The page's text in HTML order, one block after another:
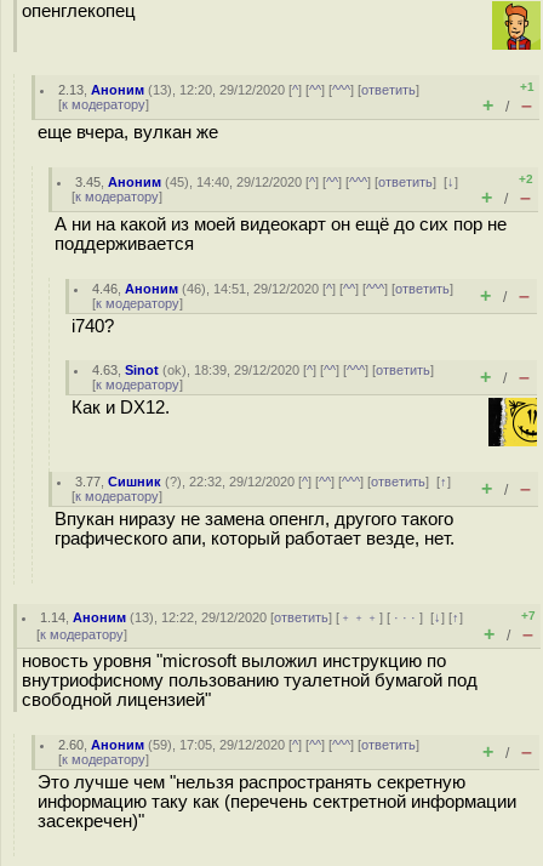
опенглекопец
2.13 ,Аноним (13), 12:20, 29/12/2020 [^] [^^] [^^^] [ответить]
[к модератору]
+1
+ / –
еще вчера, вулкан же
3.45 ,Аноним (45), 14:40, 29/12/2020 [^] [^^] [^^^] [ответить][↓]
[к модератору]
+2
+ / –
А ни на какой из моей видеокарт он ещё до сих пор не
поддерживается
4.46 ,Аноним (46), 14:51, 29/12/2020 [^] [^^] [^^^] [ответить]
[к модератору] + / –
i740?
4.63 ,Sinot (ok), 18:39, 29/12/2020 [^] [^^] [^^^] [ответить]
[к модератору] + / –
Как и DX12.
3.77 ,Сишник (?), 22:32, 29/12/2020 [^] [^^] [^^^] [ответить][↑]
[к модератору] + / –
Впукан ниразу не замена опенгл, другого такого
графического апи, который работает везде, нет.
1.14 ,Аноним (13), 12:22, 29/12/2020 [ответить] [ ﹢﹢﹢] [ · · ·][↓] [↑]
[к модератору]
+7
+ / –
новость уровня "microsoft выложил инструкцию по
внутриофисному пользованию туалетной бумагой под
свободной лицензией"
2.60 ,Аноним (59), 17:05, 29/12/2020 [^] [^^] [^^^] [ответить]
[к модератору] + / –
Это лучше чем "нельзя распространять секретную
информацию таку как (перечень сектретной информации
засекречен)"